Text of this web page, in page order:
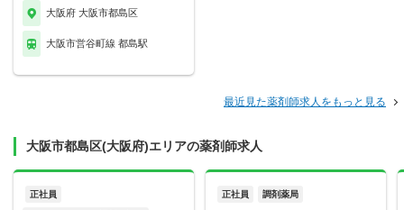
大阪府 大阪市都島区
大阪市営谷町線 都島駅
最近見た薬剤師求人をもっと見る
大阪市都島区(大阪府)エリアの薬剤師求人
正社員 正社員 調剤薬局